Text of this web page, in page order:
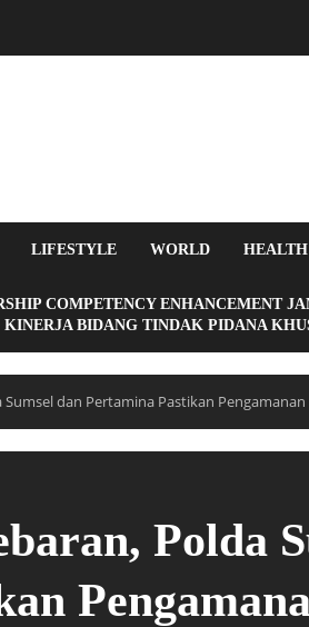
LIFESTYLE WORLD HEALTH
COMPETENCY ENHANCEMENT
BIDANG TINDAK PIDANA
Sumsel dan Pertamina Pastikan
Polda